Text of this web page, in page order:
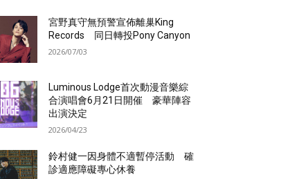
宮野真守無預警宣佈離巢King
Records 同日轉投Pony Canyon
2026/07/03
Luminous Lodge首次動漫音樂綜
合演唱會6月21日開催 豪華陣容
出演決定
2026/04/23
鈴村健一因身體不適暫停活動 確
診適應障礙專心休養